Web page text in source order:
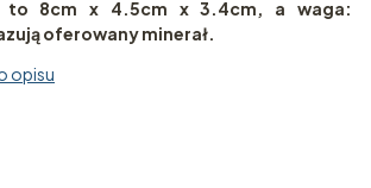
to 8cm x 4.5cm x 3.4cm, a waga:
oferowany minerał.
opisu